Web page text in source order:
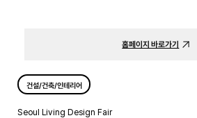
홈페이지 바로가기
건설/건축/인테리어
Seoul Living Design Fair